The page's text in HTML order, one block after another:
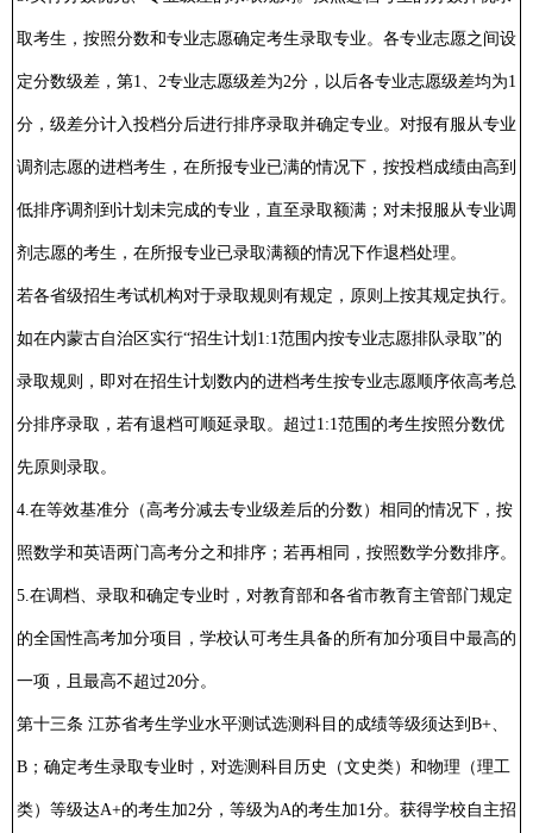
取考生，按照分数和专业志愿确定考生录取专业。各专业志愿之间设
定分数级差，第1、2专业志愿级差为2分，以后各专业志愿级差均为1
分，级差分计入投档分后进行排序录取并确定专业。对报有服从专业
调剂志愿的进档考生，在所报专业已满的情况下，按投档成绩由高到
低排序调剂到计划未完成的专业，直至录取额满；对未报服从专业调
剂志愿的考生，在所报专业已录取满额的情况下作退档处理。
若各省级招生考试机构对于录取规则有规定，原则上按其规定执行。
如在内蒙古自治区实行“招生计划1:1范围内按专业志愿排队录取”的
录取规则，即对在招生计划数内的进档考生按专业志愿顺序依高考总
分排序录取，若有退档可顺延录取。超过1:1范围的考生按照分数优
先原则录取。
4.在等效基准分（高考分减去专业级差后的分数）相同的情况下，按
照数学和英语两门高考分之和排序；若再相同，按照数学分数排序。
5.在调档、录取和确定专业时，对教育部和各省市教育主管部门规定
的全国性高考加分项目，学校认可考生具备的所有加分项目中最高的
一项，且最高不超过20分。
第十三条 江苏省考生学业水平测试选测科目的成绩等级须达到B+、
B；确定考生录取专业时，对选测科目历史（文史类）和物理（理工
类）等级达A+的考生加2分，等级为A的考生加1分。获得学校自主招